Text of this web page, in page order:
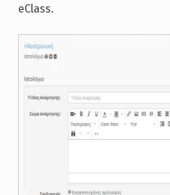
eClass.